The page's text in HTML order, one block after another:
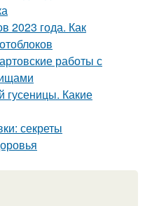
2023 года. Как
работы с
гусеницы. Какие
секреты